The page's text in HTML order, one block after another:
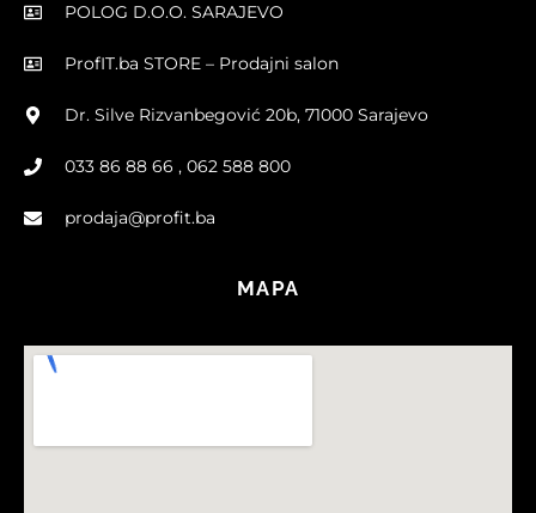
POLOG D.O.O. SARAJEVO
ProfIT.ba STORE – Prodajni salon
Dr. Silve Rizvanbegović 20b, 71000 Sarajevo
033 86 88 66 , 062 588 800
prodaja@profit.ba
MAPA